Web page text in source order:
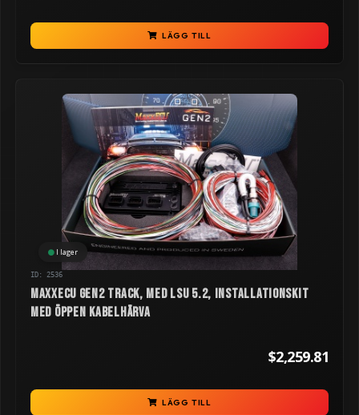
LÄGG TILL
I lager
ID: 2536
MaxxECU GEN2 TRACK, med LSU 5.2, installationskit
med öppen kabelhärva
$2,259.81
LÄGG TILL